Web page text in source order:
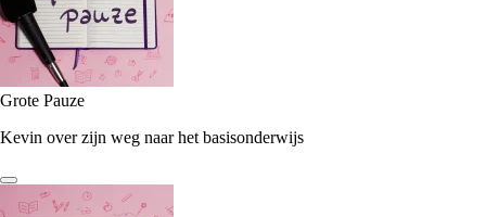
Grote Pauze
Kevin over zijn weg naar het basisonderwijs